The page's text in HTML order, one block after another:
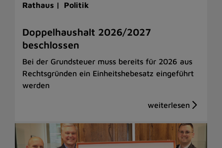
Rathaus | Politik
Doppelhaushalt 2026/2027
beschlossen
Bei der Grundsteuer muss bereits für 2026 aus
Rechtsgründen ein Einheitshebesatz eingeführt
werden